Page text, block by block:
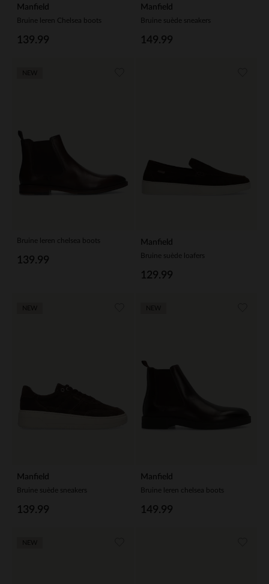
Manfield
Bruine leren Chelsea boots
139.99
Manfield
Bruine suède sneakers
149.99
Bruine leren chelsea boots
139.99
Manfield
Bruine suède loafers
129.99
Manfield
Bruine suède sneakers
139.99
Manfield
Bruine leren chelsea boots
149.99